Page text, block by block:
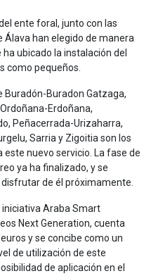
ente foral, junto con las
Álava han elegido de manera
ubicado la instalación del
como pequeños.
Buradón-Buradon Gatzaga,
Erdoñana,
Peñacerrada-Urizaharra,
Sarria y Zigoitia son los
nuevo servicio. La fase de
ya ha finalizado, y se
de él próximamente.
iniciativa Araba Smart
Next Generation, cuenta
y se concibe como un
de utilización de este
de aplicación en el